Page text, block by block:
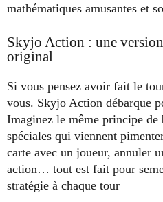
mathématiques amusantes et
Skyjo Action : une
original
Si vous pensez avoir fait le
vous. Skyjo Action débarque
Imaginez le même principe
spéciales qui viennent
carte avec un joueur, annuler
action… tout est fait pour
stratégie à chaque tour